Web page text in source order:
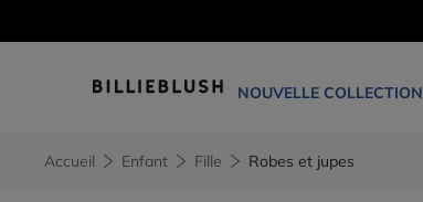
NOUVELLE COLLECTION
Accueil Enfant Fille Robes et jupes